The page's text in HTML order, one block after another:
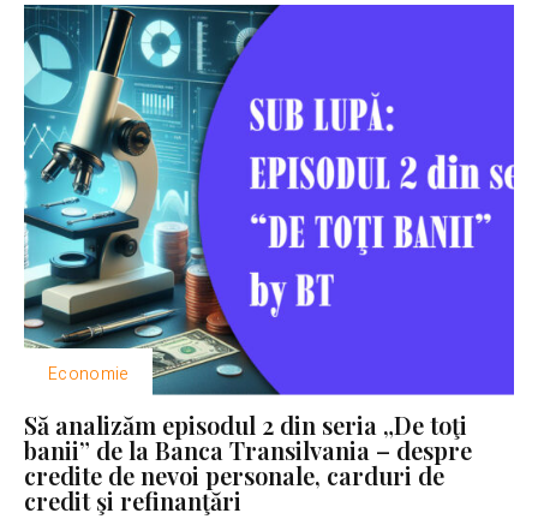
Economie
Să analizăm episodul 2 din seria „De toţi
banii” de la Banca Transilvania – despre
credite de nevoi personale, carduri de
credit şi refinanţări